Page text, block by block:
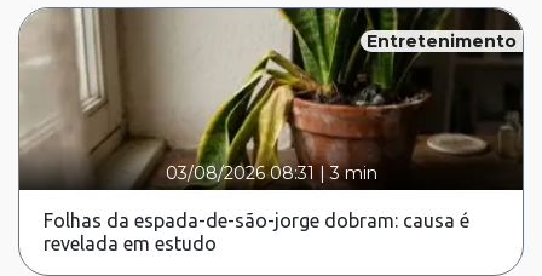
Entretenimento
03/08/2026 08:31 |3 min
Folhas da espada-de-são-jorge dobram: causa é
revelada em estudo